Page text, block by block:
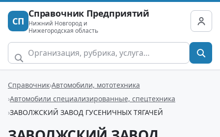
СП
Справочник Предприятий
Нижний Новгород и
Нижегородская область
Справочник Автомобили, мототехника
Автомобили специализированные, спецтехника
ЗАВОЛЖСКИЙ ЗАВОД ГУСЕНИЧНЫХ ТЯГАЧЕЙ